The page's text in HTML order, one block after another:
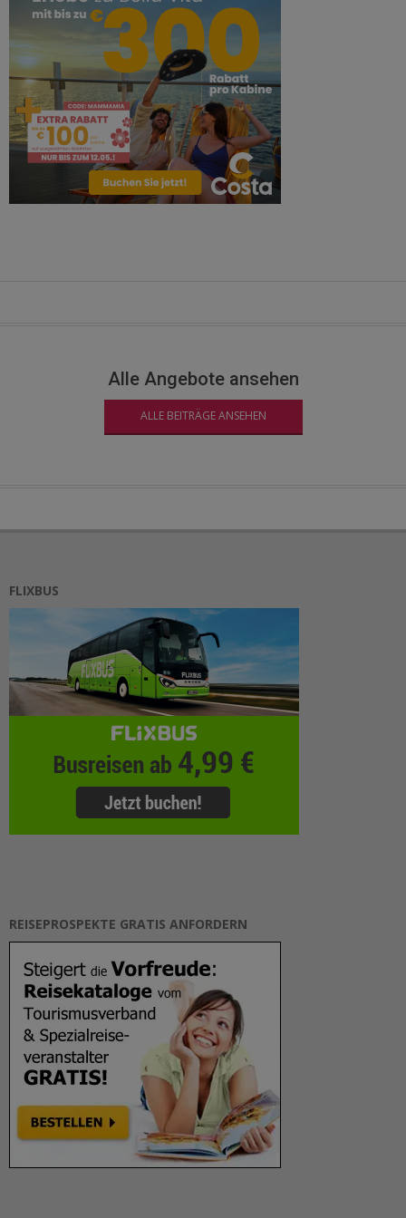
Alle Angebote ansehen
ALLE BEITRÄGE ANSEHEN
FLIXBUS
REISEPROSPEKTE GRATIS ANFORDERN